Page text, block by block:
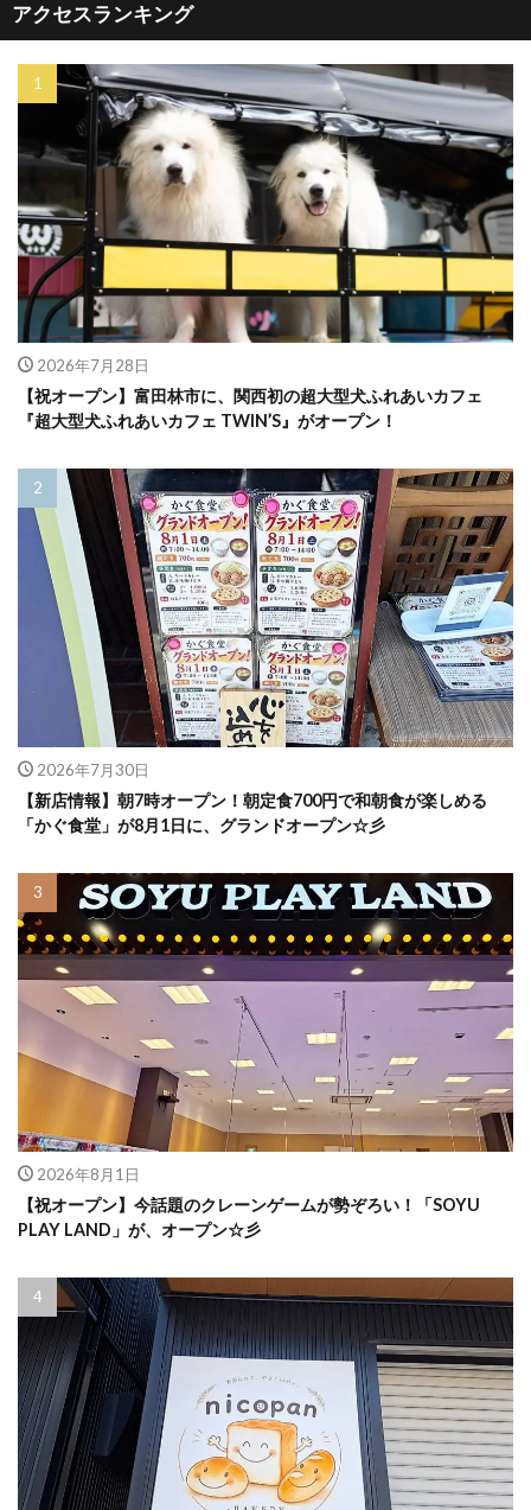
アクセスランキング
2026年7月28日
【祝オープン】富田林市に、関西初の超大型犬ふれあいカフェ
『超大型犬ふれあいカフェ TWIN’S』がオープン！
2026年7月30日
【新店情報】朝7時オープン！朝定食700円で和朝食が楽しめる
「かぐ食堂」が8月1日に、グランドオープン☆彡
2026年8月1日
【祝オープン】今話題のクレーンゲームが勢ぞろい！「SOYU
PLAY LAND」が、オープン☆彡